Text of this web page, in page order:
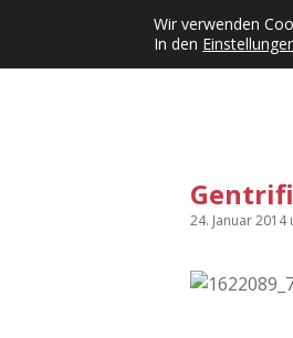
Kategorien
24. Januar 2014
Wir verwenden
In den